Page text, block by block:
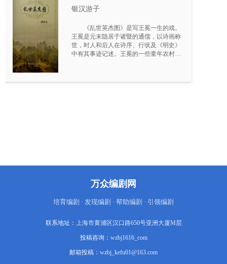
如父子窥得皇帝想重用庄尚志，恐危及自
身的地位，秘密派出陆大等六个杀手沿途
怀绝技的武夫萧昊轩诛杀灭迹。
银汉游子
《乱世英杰图》是写王冕一生的戏。
王冕是元末隐居于诸暨的通儒，以诗画称
世，时人和后人在诗序、行状及《明史》
中有其事迹记述。王冕的一些童年农村生
仿《周礼》著书一卷，坐卧自随，秘不使
死，特此以遇明主，伊吕事业不难致
高尚的仁人志士和理想主义者。
万众编剧网
培育编剧 · 发现编剧 · 帮助编剧 · 引领编剧
联系地址： 上海市黄浦区汉口路650号亚洲大厦M层
投稿咨询： wzbj1616_com
邮箱投稿： wzbj_kefu01@163.com